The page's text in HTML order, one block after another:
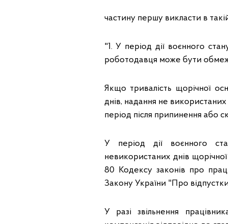
частину першу викласти в
"1. У період дії воєнного
роботодавця може бути
Якщо тривалість щорічної
днів, надання не використаних
період після припинення або
У період дії воєнного
невикористаних днів
80 Кодексу законів про
Закону України "Про
У разі звільнення